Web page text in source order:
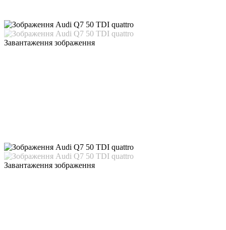
Завантаження зображення
Завантаження зображення